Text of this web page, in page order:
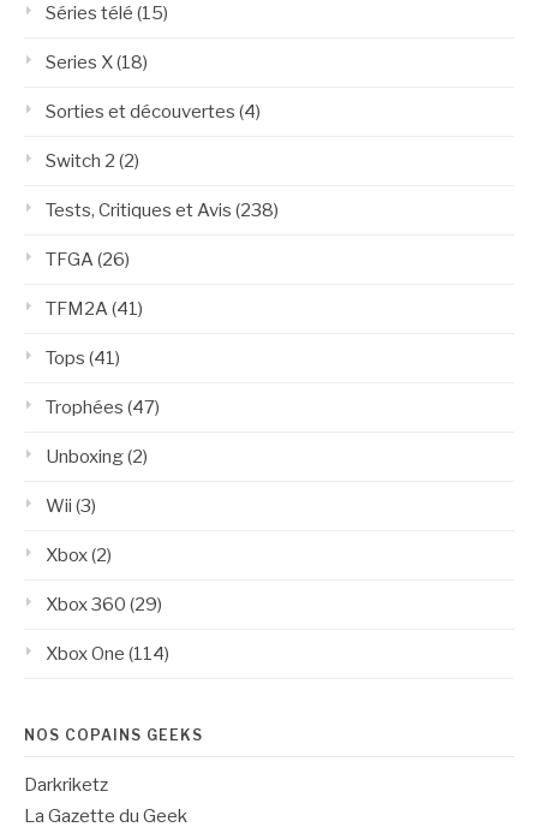
Séries télé (15)
Series X(18)
Sorties et découvertes (4)
Switch 2 (2)
Tests, Critiques et Avis (238)
TFGA (26)
TFM2A (41)
Tops (41)
Trophées (47)
Unboxing(2)
Wii (3)
Xbox(2)
Xbox 360 (29)
Xbox One (114)
NOS COPAINS GEEKS
Darkriketz
La Gazette du Geek